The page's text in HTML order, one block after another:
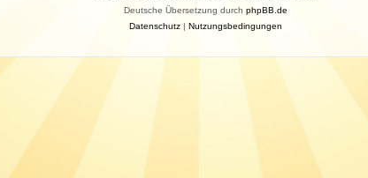
Deutsche Übersetzung durch phpBB.de
Datenschutz| Nutzungsbedingungen